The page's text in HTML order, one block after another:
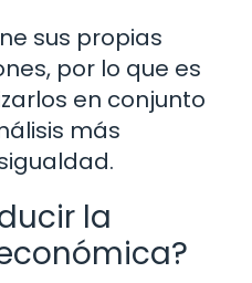
sus propias
por lo que es
en conjunto
más
la